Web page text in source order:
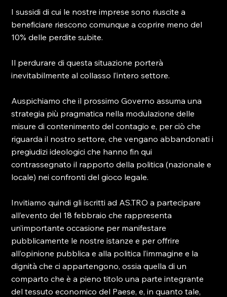
I sussidi di cui le nostre imprese sono riuscite a
beneficiare riescono comunque a coprire meno del
10% delle perdite subite.
Il perdurare di questa situazione porterà
inevitabilmente al collasso l’intero settore.
Auspichiamo che il prossimo Governo assuma una
strategia più pragmatica nella modulazione delle
misure di contenimento del contagio e, per ciò che
riguarda il nostro settore, che vengano abbandonati i
pregiudizi ideologici che hanno fin qui
contrassegnato il rapporto della politica (nazionale e
locale) nei confronti del gioco legale.
Invitiamo quindi gli iscritti ad AS.TRO a partecipare
all’evento del 18 febbraio che rappresenta
un’importante occasione per manifestare
pubblicamente le nostre istanze e per offrire
all’opinione pubblica e alla politica l’immagine e la
dignità che ci appartengono, ossia quella di un
comparto che è a pieno titolo una parte integrante
del tessuto economico del Paese, e, in quanto tale,